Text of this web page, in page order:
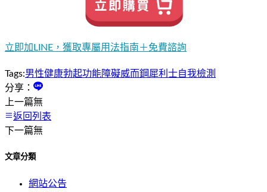
立即加LINE，獲取專屬用法指南＋免費諮詢
Tags:男性健康勃起功能障礙威而鋼犀利士自我檢測
分享：
上一篇無
返回列表
下一篇無
文章分類
網站公告